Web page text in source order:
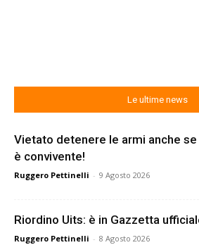
Le ultime news
Vietato detenere le armi anche
è convivente!
Ruggero Pettinelli - 9 Agosto 2026
Riordino Uits: è in Gazzetta
Ruggero Pettinelli - 8 Agosto 2026